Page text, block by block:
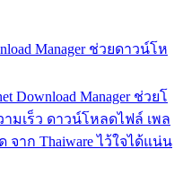
Manager ช่วยดาวน์โห
Download Manager ช่วยโ
มเร็ว ดาวน์โหลดไฟล์ เพล
าก Thaiware ไว้ใจได้แน่น